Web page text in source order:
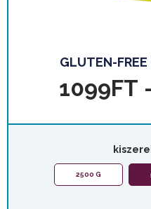
GLUTEN-FREE
1099FT
2500 G